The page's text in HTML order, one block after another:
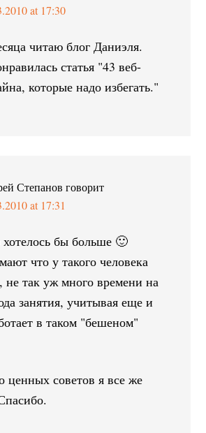
at 17:30
читаю блог Даниэля.
статья "43 веб-
которые надо избегать."
Степанов говорит
at 17:31
бы больше 🙂
что у такого человека
не так уж много времени на
занятия, учитывая еще и
в таком "бешеном"
ценных советов я все же